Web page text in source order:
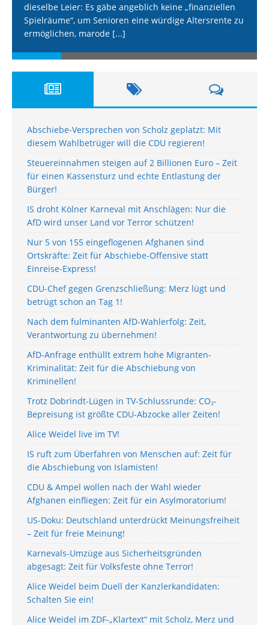
dieselbe Leier: Es gäbe angeblich keine „finanziellen
Spielräume“, um Senioren eine würdige Altersrente zu
ermöglichen, marode [...]
Abschiebe-Versprechen von Scholz geplatzt: Mit
diesem Wahlbetrüger will die CDU regieren!
Steuereinnahmen steigen auf 2 Billionen Euro – Zeit
für einen Kassensturz und echte Entlastung der
Bürger!
IS droht Kölner Karneval mit Anschlägen: Nur die
AfD wird unser Land vor Terror schützen!
Nur 5 von 155 eingeflogenen Afghanen sind
Ortskräfte: Zeit für Abschiebe-Offensive statt
Einreise-Express!
CDU-Chef gegen Grenzschließung: Merz lügt und
betrügt schon an Tag 1!
Nach dem fulminanten AfD-Wahlerfolg: Zeit,
Verantwortung zu übernehmen!
AfD-Anfrage enthüllt extrem hohe Migranten-
Kriminalität: Zeit für die Abschiebung von
Kriminellen!
Trotz Dobrindt-Lügen in TV-Schlussrunde: CO₂-
Bepreisung ist größte CDU-Abzocke aller Zeiten!
Alice Weidel live im TV!
IS ruft zum Überfahren von Menschen auf: Zeit für
die Abschiebung von Islamisten!
CDU & Ampel wollen nach der Wahl wieder
Afghanen einfliegen: Zeit für ein Asylmoratorium!
US-Doku: Deutschland unterdrückt Meinungsfreiheit
– Zeit für freie Meinung!
Karnevals-Umzüge aus Sicherheitsgründen
abgesagt: Zeit für Volksfeste ohne Terror!
Alice Weidel beim Duell der Kanzlerkandidaten:
Schalten Sie ein!
Alice Weidel im ZDF-„Klartext“ mit Scholz, Merz und